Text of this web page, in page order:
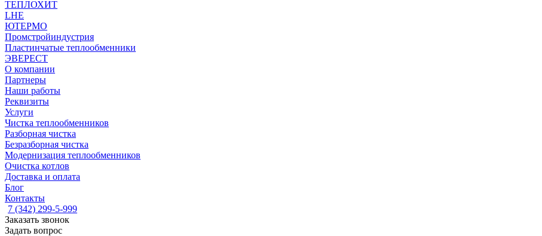
ТЕПЛОХИТ
LHE
ЮТЕРМО
Промстройиндустрия
Пластинчатые теплообменники
ЭВЕРЕСТ
О компании
Партнеры
Наши работы
Реквизиты
Услуги
Чистка теплообменников
Разборная чистка
Безразборная чистка
Модернизация теплообменников
Очистка котлов
Доставка и оплата
Блог
Контакты
7 (342) 299-5-999
Заказать звонок
Задать вопрос